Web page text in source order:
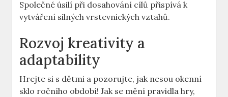
Společné úsilí při dosahování cílů přispívá k
vytváření silných vrstevnických vztahů.
Rozvoj kreativity a
adaptability
Hrejte si s dětmi a pozorujte, jak nesou okenní
sklo ročního období! Jak se mění pravidla hry,